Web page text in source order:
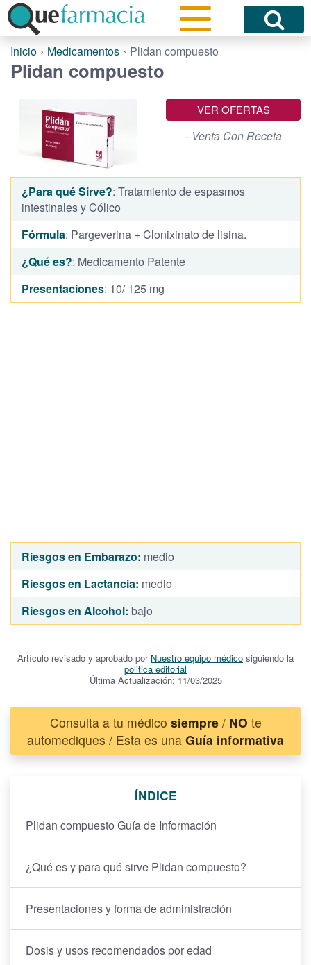
Inicio Medicamentos Plidan compuesto
Plidan compuesto
VER OFERTAS
- Venta Con Receta
¿Para qué Sirve?: Tratamiento de espasmos
intestinales y Cólico
Fórmula: Pargeverina + Clonixinato de lisina.
¿Qué es?: Medicamento Patente
Presentaciones: 10/ 125 mg
Riesgos en Embarazo: medio
Riesgos en Lactancia: medio
Riesgos en Alcohol: bajo
Artículo revisado y aprobado por Nuestro equipo médico siguiendo la
politica editorial
Última Actualización: 11/03/2025
Consulta a tu médico siempre/ NO te
automediques / Esta es una Guía informativa
ÍNDICE
Plidan compuesto Guía de Información
¿Qué es y para qué sirve Plidan compuesto?
Presentaciones y forma de administración
Dosis y usos recomendados por edad